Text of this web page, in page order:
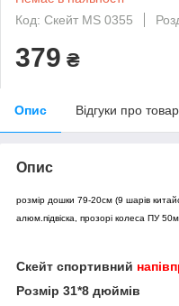
Код: Скейт MS 0355
379 ₴
Опис Відгуки про товар
Опис
розмір дошки 79-20см (9 шарів
алюм.підвіска, прозорі колеса ПУ
Скейт спортивний
Розмір 31*8 дюймів